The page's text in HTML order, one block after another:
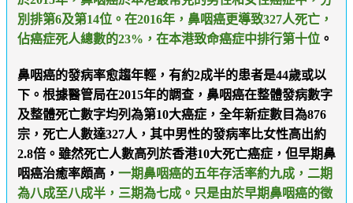
別排第6及第14位。在2016年，鼻咽癌更導致327人死亡，
佔癌症死人總數的23%，在本港致命癌症中排行第十位。
鼻咽癌的發病率愈趨年輕，有約2成半的患者是44歲或以
下。根據醫管局在2015年的調查，鼻咽癌在整體發病數字
及整體死亡數字均列為第10大癌症，全年新症數目為876
宗，死亡人數達327人，其中男性的發病率比女性高出約
2.8倍。雖然死亡人數高列於香港10大死亡癌症，但早期鼻
咽癌治癒率頗高， 一期鼻咽癌的五年存活率約九成，二期
為八成至八成半，三期為七成。只是由於早期鼻咽癌的徵